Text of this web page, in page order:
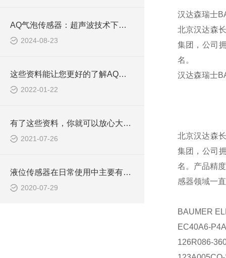
AQ气泡传感器：超声波技术下的气泡监测专家
2024-08-23
这些资料能让您更好的了解AQ艾科液位传感器
2022-01-22
有了这些资料，你就可以放心大胆的安装AQ艾科液位传感器
2021-07-26
液位传感器在日常使用中主要有三种类型
2020-07-29
汉达森瑞士
北京汉达森
集团，公司
名。
汉达森瑞士
北京汉达森
集团，公司
名。产品精
感器领域一
BAUMER
EC40A6-
126R086-